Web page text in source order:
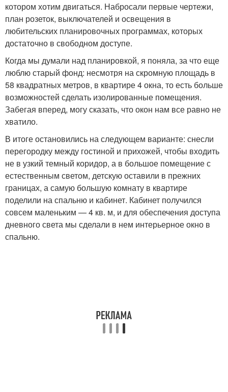
котором хотим двигаться. Набросали первые чертежи,
план розеток, выключателей и освещения в
любительских планировочных программах, которых
достаточно в свободном доступе.
Когда мы думали над планировкой, я поняла, за что еще
люблю старый фонд: несмотря на скромную площадь в
58 квадратных метров, в квартире 4 окна, то есть больше
возможностей сделать изолированные помещения.
Забегая вперед, могу сказать, что окон нам все равно не
хватило.
В итоге остановились на следующем варианте: снесли
перегородку между гостиной и прихожей, чтобы входить
не в узкий темный коридор, а в большое помещение с
естественным светом, детскую оставили в прежних
границах, а самую большую комнату в квартире
поделили на спальню и кабинет. Кабинет получился
совсем маленьким — 4 кв. м, и для обеспечения доступа
дневного света мы сделали в нем интерьерное окно в
спальню.